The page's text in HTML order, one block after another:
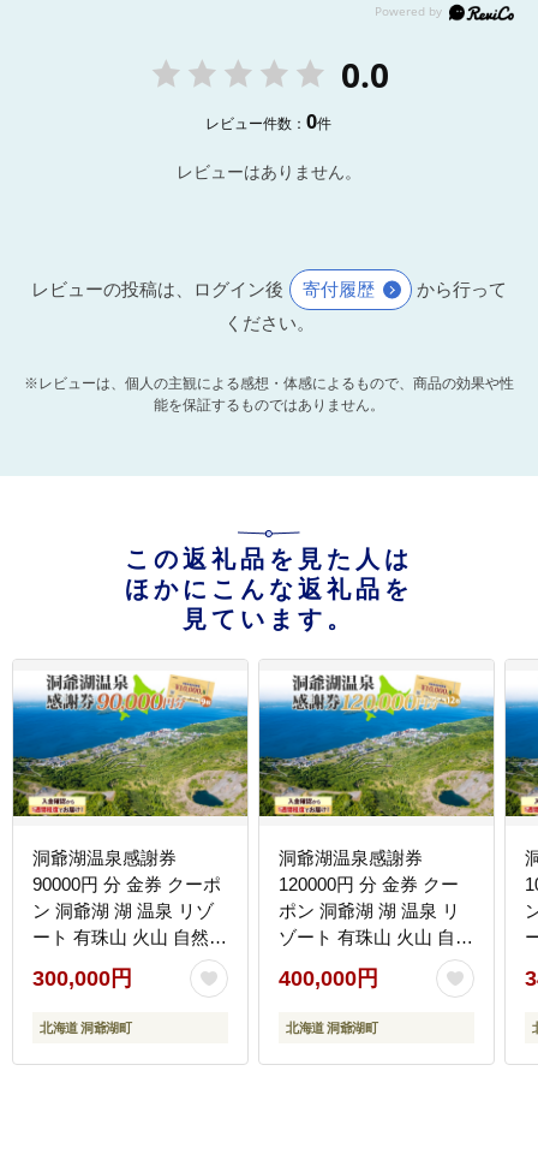
0.0
レビュー件数：0件
レビューはありません。
レビューの投稿は、ログイン後 寄付履歴
から行って
ください。
※レビューは、個人の主観による感想・体感によるもので、商品の効果や性
能を保証するものではありません。
この返礼品を見た人は
ほかにこんな返礼品を
見ています。
洞爺湖温泉感謝券
90000円 分 金券 クーポ
ン 洞爺湖 湖 温泉 リゾ
ート 有珠山 火山 自然
花火 イルミネーション
旅行 観光 宿泊 施設 北
海道 ふるさと納税 絶景
300,000円
北海道 洞爺湖町
洞爺湖温泉感謝券
120000円 分 金券 クー
ポン 洞爺湖 湖 温泉 リ
ゾート 有珠山 火山 自然
花火 イルミネーション
旅行 観光 宿泊 施設 北
海道 ふるさと納税 絶景
400,000円
北海道 洞爺湖町